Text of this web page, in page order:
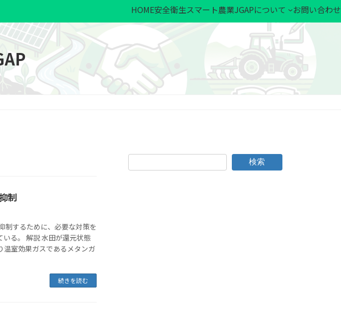
HOME安全衛生スマート農業JGAPについて お問い合わせ
スマート農業JGAPについて お問い合わせ お問い合わせ
制
制するために、必要な対策を
る。 解説 水田が還元状態
温室効果ガスであるメタンガ
続きを読む
検索